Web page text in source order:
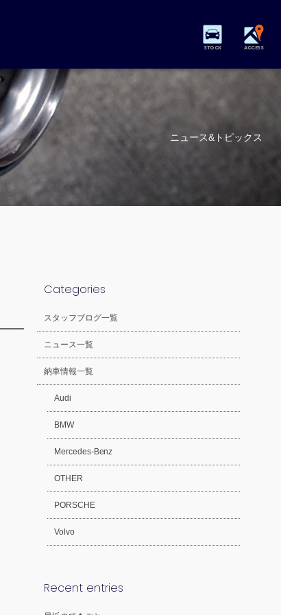
STOCK ACCESS
ニュース&トピックス
Categories
スタッフブログ一覧
ニュース一覧
納車情報一覧
Audi
BMW
Mercedes-Benz
OTHER
PORSCHE
Volvo
Recent entries